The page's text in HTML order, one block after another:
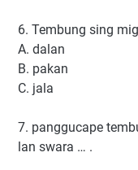
6. Tembung sing
A. dalan
B. pakan
C. jala
7. panggucape
lan swara … .